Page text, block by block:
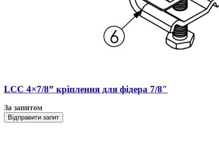
LCC 4×7/8” кріплення для фідера 7/8″
За запитом
Відправити запит